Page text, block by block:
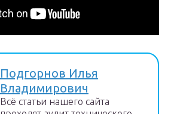
Подгорнов Илья
Владимирович
Всё статьи нашего сайта